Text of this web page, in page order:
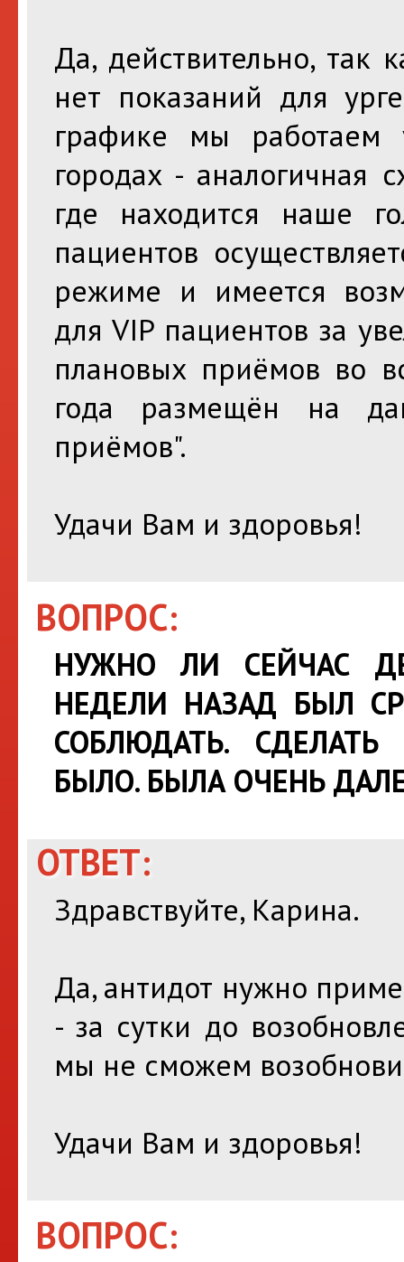
Да, действительно,
нет показаний для
графике мы работаем
городах - аналогичная
где находится наше
пациентов
режиме и имеется
для VIP пациентов за
плановых приёмов во
года размещён на
приёмов".
Удачи Вам и здоровья!
ВОПРОС:
НУЖНО ЛИ СЕЙЧАС
НЕДЕЛИ НАЗАД БЫЛ
СОБЛЮДАТЬ.
БЫЛО. БЫЛА ОЧЕНЬ
ОТВЕТ:
Здравствуйте, Карина.
Да, антидот нужно
- за сутки до
мы не сможем
Удачи Вам и здоровья!
ВОПРОС: